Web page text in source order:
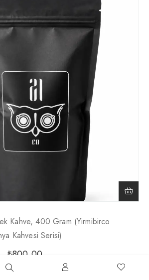
Kahve, 400 Gram (Yirmibirco
Kahvesi Serisi)
₺800,00